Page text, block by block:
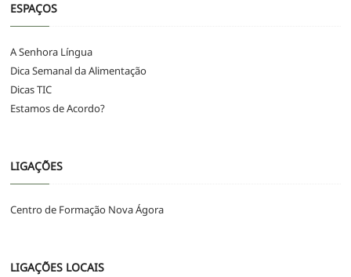
ESPAÇOS
A Senhora Língua
Dica Semanal da Alimentação
Dicas TIC
Estamos de Acordo?
LIGAÇÕES
Centro de Formação Nova Ágora
LIGAÇÕES LOCAIS